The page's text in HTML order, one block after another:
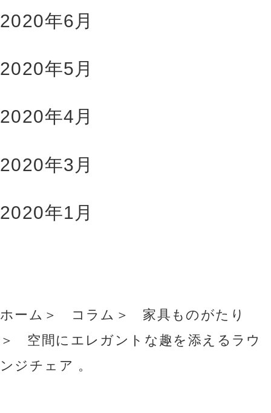
2020年6月
2020年5月
2020年4月
2020年3月
2020年1月
ホーム コラム
家具ものがたり
空間にエレガントな趣を添えるラウ
ンジチェア 。